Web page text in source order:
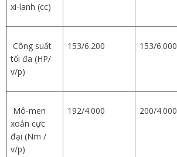
xi-lanh (cc)
Công suất
tối đa (HP/
v/p)
153/6.200 153/6.000
Mô-men
xoắn cực
đại (Nm /
v/p)
192/4.000 200/4.000